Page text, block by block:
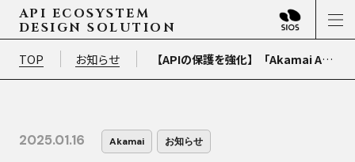
API ECOSYSTEM
DESIGN SOLUTION
TOP
お知らせ 【APIの保護を強化】「Akamai API Security」の取り扱いを開始しました！
2025.01.16 Akamai お知らせ